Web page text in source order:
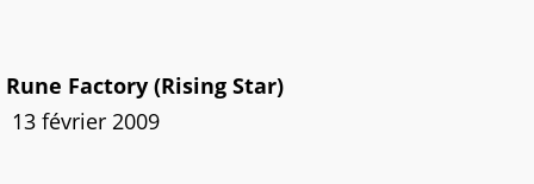
Rune Factory (Rising Star)
13 février 2009